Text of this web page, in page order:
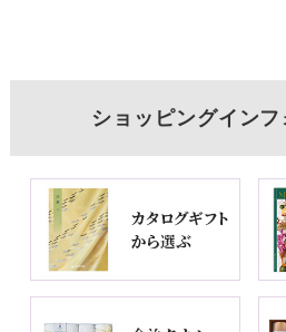
ショッピングイン